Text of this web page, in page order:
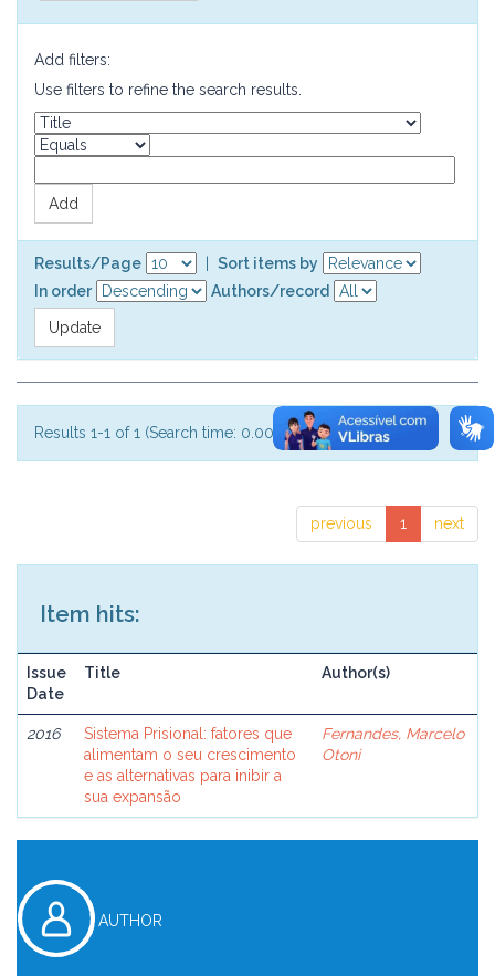
Add filters:
Use filters to refine the search results.
Results/Page
Sort items by
In order
Authors/record
Results 1-1 of 1 (Search time: 0.002 seconds).
previous 1 next
Item hits:
Issue
Date
Title Author(s)
2016
Sistema Prisional: fatores que
alimentam o seu crescimento
e as alternativas para inibir a
sua expansão
Fernandes, Marcelo
Otoni
AUTHOR